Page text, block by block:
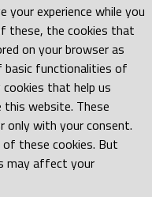
your experience while you
these, the cookies that
on your browser as
functionalities of
that help us
this website. These
only with your consent.
these cookies. But
may affect your